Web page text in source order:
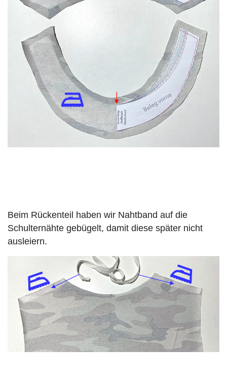
Beim Rückenteil haben wir Nahtband auf die
Schulternähte gebügelt, damit diese später nicht
ausleiern.